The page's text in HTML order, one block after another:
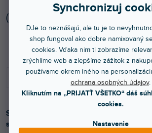
Synchronizuj
DJe to neznášajú, ale tu je to
shop fungoval ako dobre namixovaný
cookies. Vďaka nim ti zobrazíme
zrýchlime web a zlepšíme zážitok z
používame okrem iného na
ochrana osobných údajov.
Kliknutím na „PRIJATŤ VŠETKO“ dáš
cookies.
Nastavenie
Skladom na predajni
(7 ks
Sada dvoch silných nástenných držiakov
s otvorom 35mm. Nastaviteľné vo